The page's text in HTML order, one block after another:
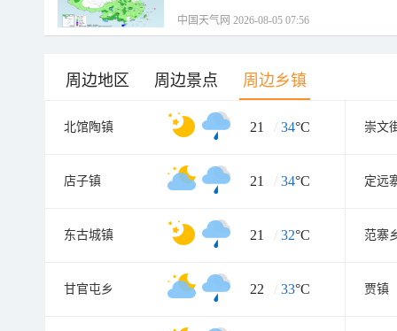
中国天气网 2026-08-05 07:56
周边地区 周边景点 周边乡镇
北馆陶镇 21 / 34°C 崇文
店子镇 21 / 34°C 定远
东古城镇 21 / 32°C 范寨
甘官屯乡 22 / 33°C 贾镇